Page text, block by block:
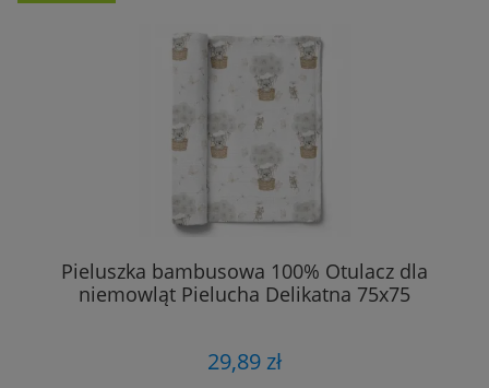
Pieluszka bambusowa 100% Otulacz dla
niemowląt Pielucha Delikatna 75x75
29,89 zł